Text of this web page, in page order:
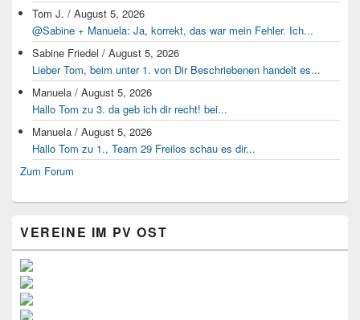
Tom J. / August 5, 2026
@Sabine + Manuela: Ja, korrekt, das war mein Fehler. Ich...
Sabine Friedel / August 5, 2026
Lieber Tom, beim unter 1. von Dir Beschriebenen handelt es...
Manuela / August 5, 2026
Hallo Tom zu 3. da geb ich dir recht! bei...
Manuela / August 5, 2026
Hallo Tom zu 1., Team 29 Freilos schau es dir...
Zum Forum
VEREINE IM PV OST